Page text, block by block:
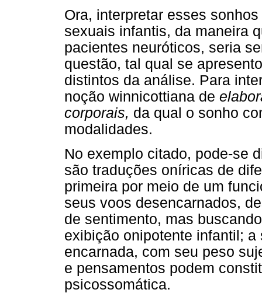
Ora, interpretar esses
sexuais infantis, da maneira
pacientes neuróticos, seria
questão, tal qual se
distintos da análise. Para
noção winnicottiana de
corporais, da qual o sonho
modalidades.
No exemplo citado, pode-se
são traduções oníricas de
primeira por meio de um
seus voos desencarnados,
de sentimento, mas
exibição onipotente infantil;
encarnada, com seu peso
e pensamentos podem
psicossomática.